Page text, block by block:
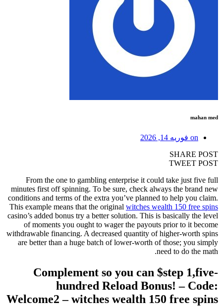
mahan med
on فوریه 14, 2026
SHARE POST
TWEET POST
From the one to gambling enterprise it could take just five full
minutes first off spinning. To be sure, check always the brand new
conditions and terms of the extra you’ve planned to help you claim.
This example means that the original witches wealth 150 free spins
casino’s added bonus try a better solution. This is basically the level
of moments you ought to wager the payouts prior to it become
withdrawable financing. A decreased quantity of higher-worth spins
are better than a huge batch of lower-worth of those; you simply
need to do the math.
Complement so you can $step 1,five-
hundred Reload Bonus! – Code:
Welcome2 – witches wealth 150 free spins